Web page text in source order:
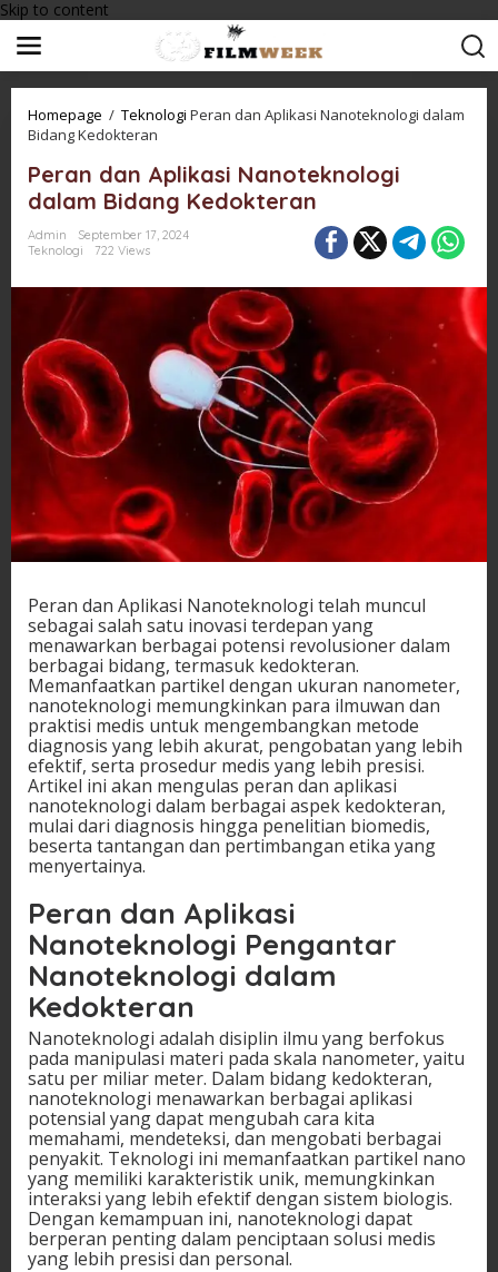
Skip to content
Homepage / Teknologi Peran dan Aplikasi Nanoteknologi dalam
Bidang Kedokteran
Peran dan Aplikasi Nanoteknologi
dalam Bidang Kedokteran
Admin
September 17, 2024
Teknologi
722 Views
Peran dan Aplikasi Nanoteknologi telah muncul
sebagai salah satu inovasi terdepan yang
menawarkan berbagai potensi revolusioner dalam
berbagai bidang, termasuk kedokteran.
Memanfaatkan partikel dengan ukuran nanometer,
nanoteknologi memungkinkan para ilmuwan dan
praktisi medis untuk mengembangkan metode
diagnosis yang lebih akurat, pengobatan yang lebih
efektif, serta prosedur medis yang lebih presisi.
Artikel ini akan mengulas peran dan aplikasi
nanoteknologi dalam berbagai aspek kedokteran,
mulai dari diagnosis hingga penelitian biomedis,
beserta tantangan dan pertimbangan etika yang
menyertainya.
Peran dan Aplikasi
Nanoteknologi Pengantar
Nanoteknologi dalam
Kedokteran
Nanoteknologi adalah disiplin ilmu yang berfokus
pada manipulasi materi pada skala nanometer, yaitu
satu per miliar meter. Dalam bidang kedokteran,
nanoteknologi menawarkan berbagai aplikasi
potensial yang dapat mengubah cara kita
memahami, mendeteksi, dan mengobati berbagai
penyakit. Teknologi ini memanfaatkan partikel nano
yang memiliki karakteristik unik, memungkinkan
interaksi yang lebih efektif dengan sistem biologis.
Dengan kemampuan ini, nanoteknologi dapat
berperan penting dalam penciptaan solusi medis
yang lebih presisi dan personal.